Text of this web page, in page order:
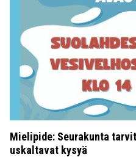
Mielipide: Seurakunta
uskaltavat kysyä